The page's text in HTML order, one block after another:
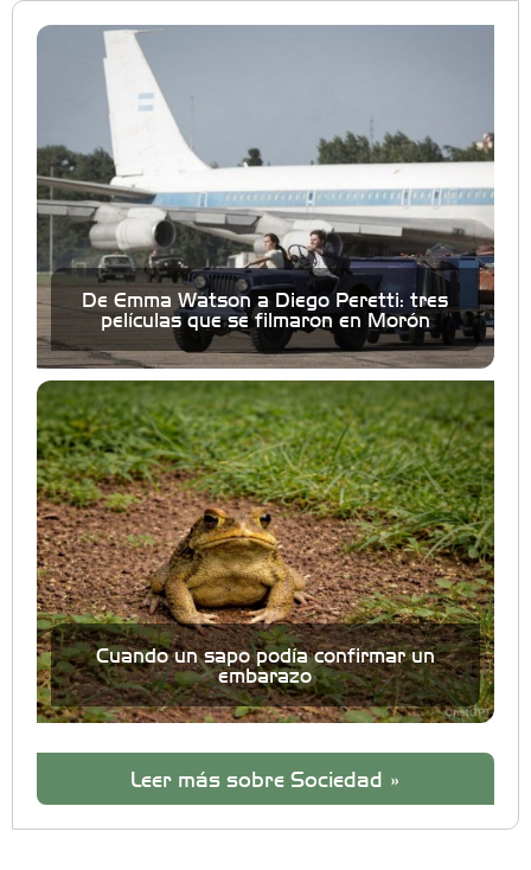
De Emma Watson a Diego Peretti: tres
películas que se filmaron en Morón
Cuando un sapo podía confirmar un
embarazo
Leer más sobre Sociedad »